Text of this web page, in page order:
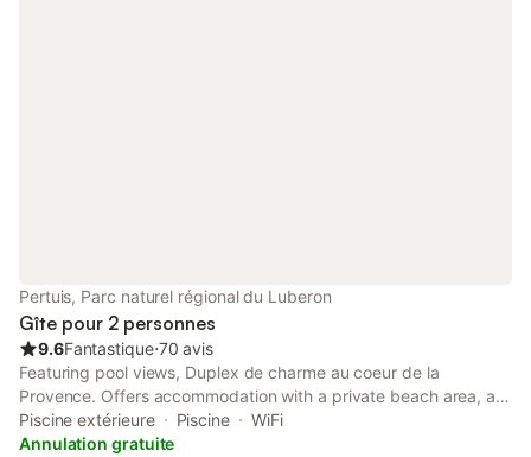
Pertuis, Parc naturel régional du Luberon
Gîte pour 2 personnes
9.6Fantastique⋅70 avis
Featuring pool views, Duplex de charme au coeur de la
Provence. Offers accommodation with a private beach area, a
seasonal outdoor swimming pool and an open-air bath, around
29 km from ITER / Cadarache.
Piscine extérieure Piscine
WiFi
Annulation gratuite